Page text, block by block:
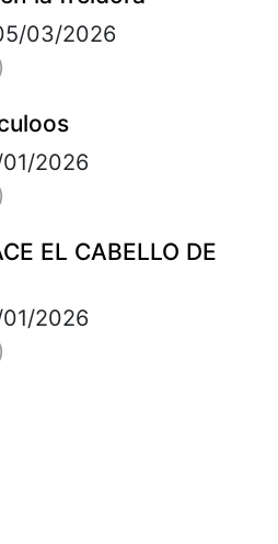
03/2026
01/2026
EL CABELLO DE
01/2026